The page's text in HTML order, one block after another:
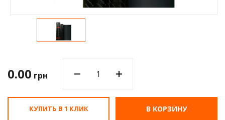
0.00 грн
КУПИТЬ В 1 КЛИК В КОРЗИНУ